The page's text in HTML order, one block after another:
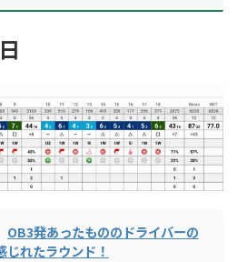
OB3発あったもののドライバーの
れたラウンド！